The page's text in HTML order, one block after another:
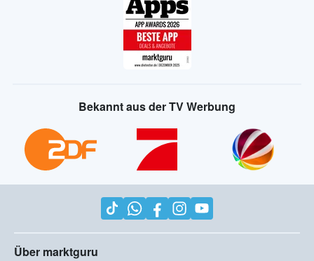
Bekannt aus der TV Werbung
Über marktguru